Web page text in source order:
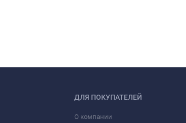
ДЛЯ ПОКУПАТЕЛЕЙ
О компании